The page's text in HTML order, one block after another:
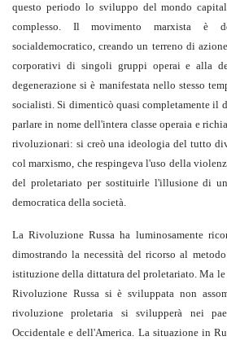
questo periodo lo sviluppo del mondo
complesso. Il movimento marxista è
socialdemocratico, creando un terreno di
corporativi di singoli gruppi operai e alla
degenerazione si è manifestata nello stesso
socialisti. Si dimenticò quasi completamente il
parlare in nome dell'intera classe operaia e
rivoluzionari: si creò una ideologia del tutto
col marxismo, che respingeva l'uso della
del proletariato per sostituirle l'illusione di
democratica della società.
La Rivoluzione Russa ha luminosamente
dimostrando la necessità del ricorso al
istituzione della dittatura del proletariato. Ma
Rivoluzione Russa si è sviluppata non
rivoluzione proletaria si svilupperà nei
Occidentale e dell'America. La situazione in